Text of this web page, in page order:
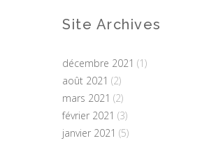
Site Archives
décembre 2021 (1)
août 2021 (2)
mars 2021 (2)
février 2021 (3)
janvier 2021 (5)